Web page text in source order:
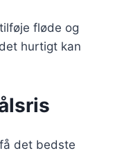
fløde og
hurtigt kan
det bedste